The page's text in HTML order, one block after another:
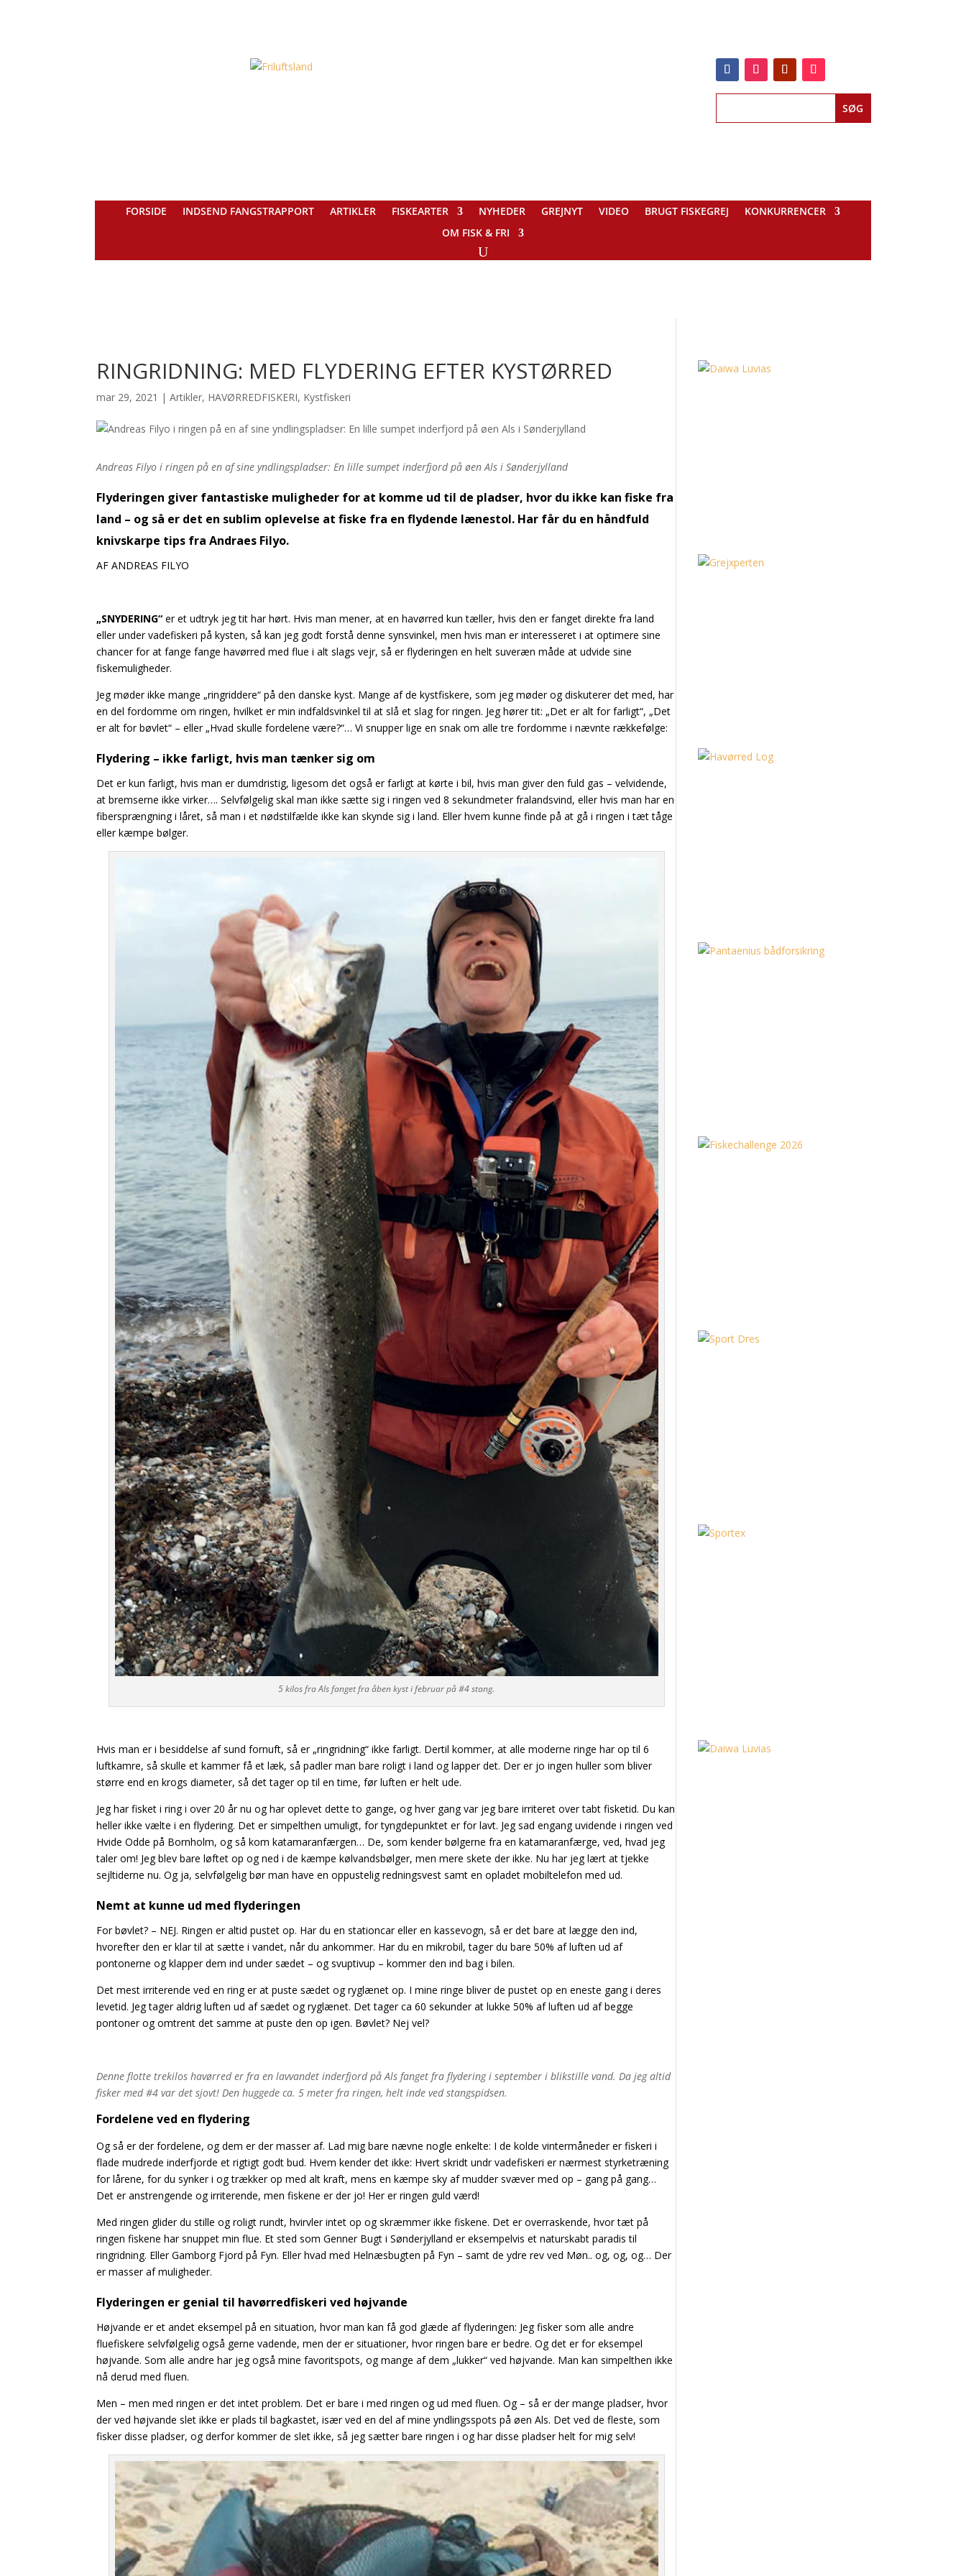
FORSIDE INDSEND FANGSTRAPPORT ARTIKLER FISKEARTER NYHEDER GREJNYT VIDEO BRUGT FISKEGREJ
KONKURRENCER
OM FISK & FRI
RINGRIDNING: MED FLYDERING EFTER KYSTØRRED
mar 29, 2021 |Artikler, HAVØRREDFISKERI, Kystfiskeri
Andreas Filyo i ringen på en af sine yndlingspladser: En lille sumpet inderfjord på øen Als i Sønderjylland
Flyderingen giver fantastiske muligheder for at komme ud til de pladser, hvor du ikke kan fiske fra
land – og så er det en sublim oplevelse at fiske fra en flydende lænestol. Har får du en håndfuld
knivskarpe tips fra Andraes Filyo.
AF ANDREAS FILYO
„SNYDERING“ er et udtryk jeg tit har hørt. Hvis man mener, at en havørred kun tæller, hvis den er fanget direkte fra land
eller under vadefiskeri på kysten, så kan jeg godt forstå denne synsvinkel, men hvis man er interesseret i at optimere sine
chancer for at fange fange havørred med flue i alt slags vejr, så er flyderingen en helt suveræn måde at udvide sine
fiskemuligheder.
Jeg møder ikke mange „ringriddere“ på den danske kyst. Mange af de kystfiskere, som jeg møder og diskuterer det med, har
en del fordomme om ringen, hvilket er min indfaldsvinkel til at slå et slag for ringen. Jeg hører tit: „Det er alt for farligt“, „Det
er alt for bøvlet“ – eller „Hvad skulle fordelene være?“… Vi snupper lige en snak om alle tre fordomme i nævnte rækkefølge:
Flydering – ikke farligt, hvis man tænker sig om
Det er kun farligt, hvis man er dumdristig, ligesom det også er farligt at kørte i bil, hvis man giver den fuld gas – velvidende,
at bremserne ikke virker…. Selvfølgelig skal man ikke sætte sig i ringen ved 8 sekundmeter fralandsvind, eller hvis man har en
fibersprængning i låret, så man i et nødstilfælde ikke kan skynde sig i land. Eller hvem kunne finde på at gå i ringen i tæt tåge
eller kæmpe bølger.
5 kilos fra Als fanget fra åben kyst i februar på #4 stang.
Hvis man er i besiddelse af sund fornuft, så er „ringridning“ ikke farligt. Dertil kommer, at alle moderne ringe har op til 6
luftkamre, så skulle et kammer få et læk, så padler man bare roligt i land og lapper det. Der er jo ingen huller som bliver
større end en krogs diameter, så det tager op til en time, før luften er helt ude.
Jeg har fisket i ring i over 20 år nu og har oplevet dette to gange, og hver gang var jeg bare irriteret over tabt fisketid. Du kan
heller ikke vælte i en flydering. Det er simpelthen umuligt, for tyngdepunktet er for lavt. Jeg sad engang uvidende i ringen ved
Hvide Odde på Bornholm, og så kom katamaranfærgen… De, som kender bølgerne fra en katamaranfærge, ved, hvad jeg
taler om! Jeg blev bare løftet op og ned i de kæmpe kølvandsbølger, men mere skete der ikke. Nu har jeg lært at tjekke
sejltiderne nu. Og ja, selvfølgelig bør man have en oppustelig redningsvest samt en opladet mobiltelefon med ud.
Nemt at kunne ud med flyderingen
For bøvlet? – NEJ. Ringen er altid pustet op. Har du en stationcar eller en kassevogn, så er det bare at lægge den ind,
hvorefter den er klar til at sætte i vandet, når du ankommer. Har du en mikrobil, tager du bare 50% af luften ud af
pontonerne og klapper dem ind under sædet – og svuptivup – kommer den ind bag i bilen.
Det mest irriterende ved en ring er at puste sædet og ryglænet op. I mine ringe bliver de pustet op en eneste gang i deres
levetid. Jeg tager aldrig luften ud af sædet og ryglænet. Det tager ca 60 sekunder at lukke 50% af luften ud af begge
pontoner og omtrent det samme at puste den op igen. Bøvlet? Nej vel?
Denne flotte trekilos havørred er fra en lavvandet inderfjord på Als fanget fra flydering i september i blikstille vand. Da jeg altid
fisker med #4 var det sjovt! Den huggede ca. 5 meter fra ringen, helt inde ved stangspidsen.
Fordelene ved en flydering
Og så er der fordelene, og dem er der masser af. Lad mig bare nævne nogle enkelte: I de kolde vintermåneder er fiskeri i
flade mudrede inderfjorde et rigtigt godt bud. Hvem kender det ikke: Hvert skridt undr vadefiskeri er nærmest styrketræning
for lårene, for du synker i og trækker op med alt kraft, mens en kæmpe sky af mudder svæver med op – gang på gang…
Det er anstrengende og irriterende, men fiskene er der jo! Her er ringen guld værd!
Med ringen glider du stille og roligt rundt, hvirvler intet op og skræmmer ikke fiskene. Det er overraskende, hvor tæt på
ringen fiskene har snuppet min flue. Et sted som Genner Bugt i Sønderjylland er eksempelvis et naturskabt paradis til
ringridning. Eller Gamborg Fjord på Fyn. Eller hvad med Helnæsbugten på Fyn – samt de ydre rev ved Møn.. og, og, og… Der
er masser af muligheder.
Flyderingen er genial til havørredfiskeri ved højvande
Højvande er et andet eksempel på en situation, hvor man kan få god glæde af flyderingen: Jeg fisker som alle andre
fluefiskere selvfølgelig også gerne vadende, men der er situationer, hvor ringen bare er bedre. Og det er for eksempel
højvande. Som alle andre har jeg også mine favoritspots, og mange af dem „lukker“ ved højvande. Man kan simpelthen ikke
nå derud med fluen.
Men – men med ringen er det intet problem. Det er bare i med ringen og ud med fluen. Og – så er der mange pladser, hvor
der ved højvande slet ikke er plads til bagkastet, især ved en del af mine yndlingsspots på øen Als. Det ved de fleste, som
fisker disse pladser, og derfor kommer de slet ikke, så jeg sætter bare ringen i og har disse pladser helt for mig selv!